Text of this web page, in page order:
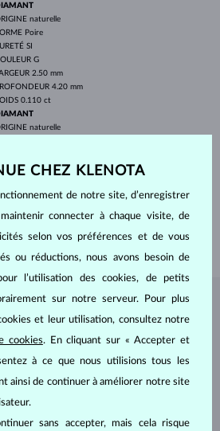
naturelle
Poire
SI
G
2.50 mm
4.20 mm
0.110 ct
naturelle
G
0.160 ct
mm
g
L'ATELIER KLENOTA
CHEZ KLENOTA
de notre site, d’enregistrer
connecter à chaque visite, de
selon vos préférences et de vous
ou réductions, nous avons besoin de
l’utilisation des cookies, de petits
sur notre serveur. Pour plus
et leur utilisation, consultez notre
cookies. En cliquant sur « Accepter et
à ce que nous utilisions tous les
ainsi de continuer à améliorer notre site
sans accepter, mais cela risque